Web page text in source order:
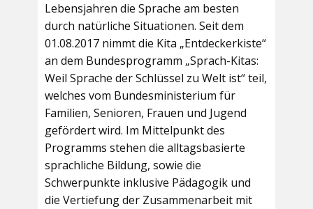
Lebensjahren die Sprache am besten
durch natürliche Situationen. Seit dem
01.08.2017 nimmt die Kita „Entdeckerkiste“
an dem Bundesprogramm „Sprach-Kitas:
Weil Sprache der Schlüssel zu Welt ist“ teil,
welches vom Bundesministerium für
Familien, Senioren, Frauen und Jugend
gefördert wird. Im Mittelpunkt des
Programms stehen die alltagsbasierte
sprachliche Bildung, sowie die
Schwerpunkte inklusive Pädagogik und
die Vertiefung der Zusammenarbeit mit